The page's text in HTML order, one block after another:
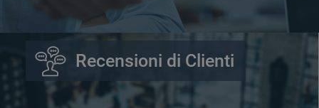
Recensioni di Clienti